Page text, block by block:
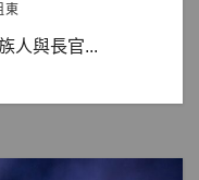
東
人與長官...